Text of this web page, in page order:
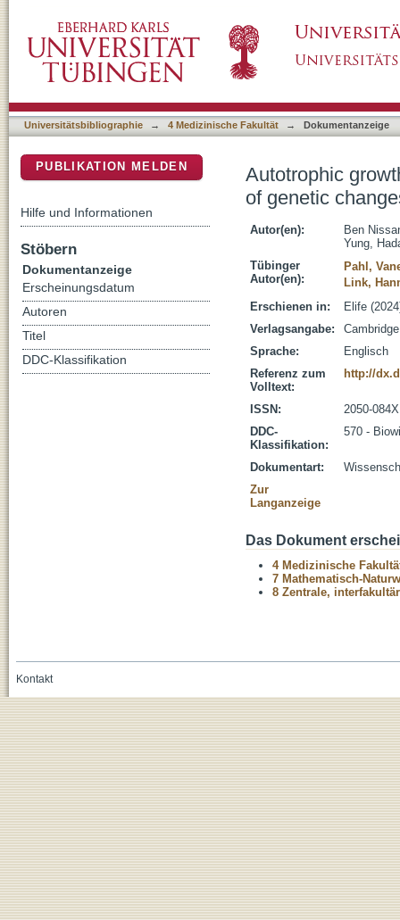
Universitätsbibliographie → 4 Medizinische Fakultät → Dokumentanzeige
Autotrophic
of genetic
Autor(en):
Ben
Yung,
Tübinger
Autor(en):
Pahl,
Link,
Erschienen in:
Elife
Verlagsangabe:
Sprache:
Englisch
Referenz zum
Volltext:
http://
ISSN:
2050-084X
DDC-
Klassifikation:
570 -
Dokumentart:
Zur
Langanzeige
Das Dokument
4 Medizinische
7 Mathematisch-
8 Zentrale,
PUBLIKATION MELDEN
Hilfe und Informationen
Stöbern
Dokumentanzeige
Erscheinungsdatum
Autoren
Titel
DDC-Klassifikation
Kontakt